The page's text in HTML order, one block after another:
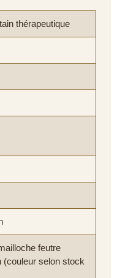
thérapeutique
feutre
(couleur selon stock